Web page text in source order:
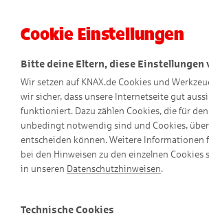
Bewegte Comics
Cookie Einstellungen
Bitte deine Eltern, diese Einstellungen
Wir setzen auf KNAX.de Cookies und
wir sicher, dass unsere Internetseite gut
funktioniert. Dazu zählen Cookies, die für
unbedingt notwendig sind und Cookies,
entscheiden können. Weitere Informationen
bei den Hinweisen zu den einzelnen Cookies
in unseren Datenschutzhinweisen.
Technische Cookies